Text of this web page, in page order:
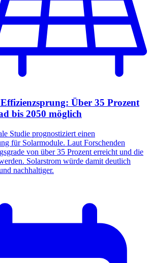
Über 35 Prozent
bis 2050 möglich
Studie prognostiziert einen
für Solarmodule. Laut Forschenden
von über 35 Prozent erreicht und die
Solarstrom würde damit deutlich
nachhaltiger.